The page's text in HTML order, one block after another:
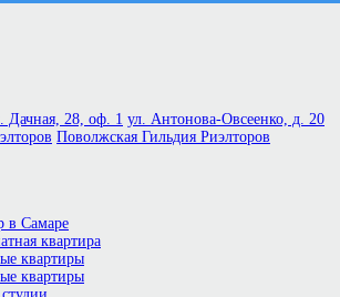
Дачная, 28, оф. 1 ул. Антонова-Овсеенко, д. 20
Поволжская Гильдия Риэлторов
в Самаре
квартира
квартиры
квартиры